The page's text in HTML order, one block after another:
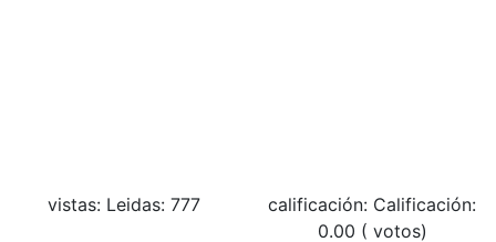
vistas: Leidas: 777
calificación: Calificación:
0.00 ( votos)